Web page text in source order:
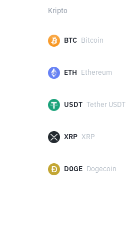
Kripto
BTC Bitcoin
ETH Ethereum
USDT Tether USDT
XRP XRP
DOGE Dogecoin